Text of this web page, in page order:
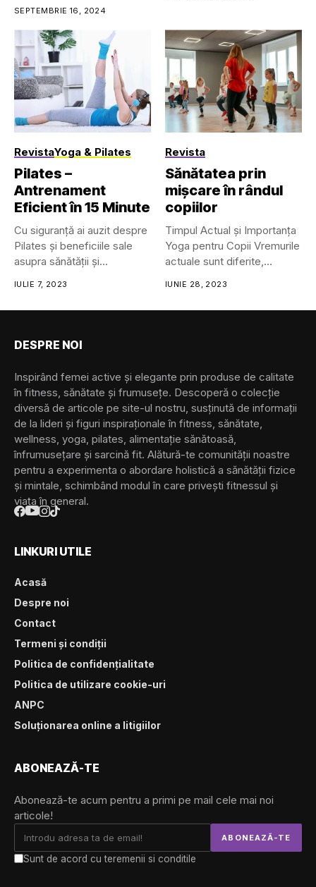
SEPTEMBRIE 16, 2024
RevistaYoga & Pilates
Pilates –
Antrenament
Eficient în 15 Minute
Cu siguranță ai auzit despre
Pilates și beneficiile sale
asupra sănătății și...
IULIE 7, 2023
Revista
Sănătatea prin
mișcare în rândul
copiilor
Timpul Actual și Importanța
Yoga pentru Copii Vremurile
actuale sunt diferite,
IUNIE 28, 2023
DESPRE NOI
Inspirând femei active și elegante prin produse de calitate
în fitness, sănătate și frumusețe. Descoperă o colecție
diversă de articole pe site-ul nostru, susținută de informații
de la lideri și figuri inspiraționale în fitness, sănătate,
wellness, yoga, pilates, alimentație sănătoasă,
înfrumusețare și sarcină fit. Alătură-te comunității noastre
pentru a experimenta o abordare holistică a sănătății fizice
și mintale, schimbând modul în care privești fitnessul și
viața în general.
LINKURI UTILE
Acasă
Despre noi
Contact
Termeni și condiții
Politica de confidențialitate
Politica de utilizare cookie-uri
ANPC
Soluționarea online a litigiilor
ABONEAZĂ-TE
Abonează-te acum pentru a primi pe mail cele mai noi
articole!
Sunt de acord cu teremenii si conditile